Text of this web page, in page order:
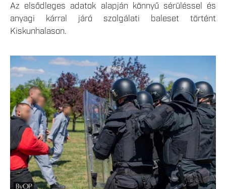
Az elsődleges adatok alapján könnyű sérüléssel és
anyagi kárral járó szolgálati baleset történt
Kiskunhalason.